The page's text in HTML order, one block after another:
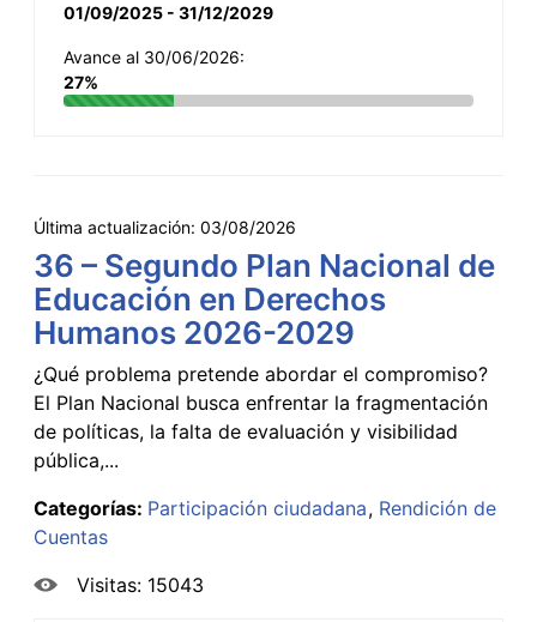
01/09/2025 - 31/12/2029
Avance al 30/06/2026:
27%
Última actualización: 03/08/2026
36 – Segundo Plan Nacional de
Educación en Derechos
Humanos 2026-2029
¿Qué problema pretende abordar el compromiso?
El Plan Nacional busca enfrentar la fragmentación
de políticas, la falta de evaluación y visibilidad
pública,...
Categorías: Participación ciudadana Rendición de
Cuentas
Visitas: 15043